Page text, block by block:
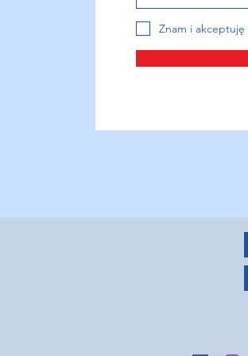
Znam i akceptuję